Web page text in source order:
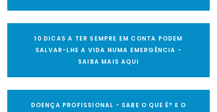
10 DICAS A TER SEMPRE EM CONTA PODEM
SALVAR-LHE A VIDA NUMA EMERGÊNCIA -
SAIBA MAIS AQUI
DOENÇA PROFISSIONAL - SABE O QUE É? E O